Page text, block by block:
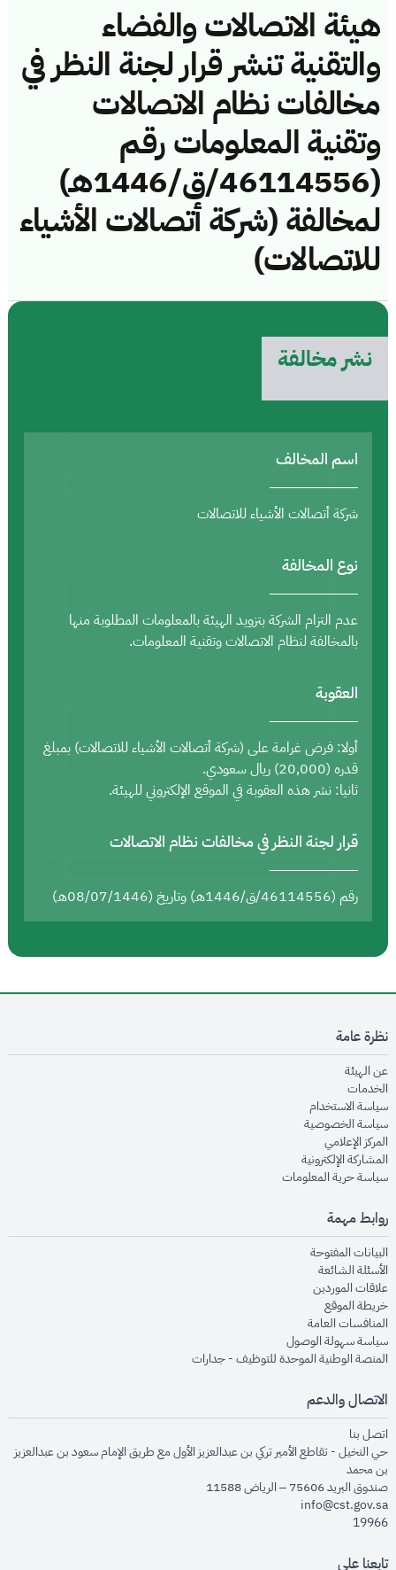
هيئة الاتصالات والفضاء
والتقنية تنشر قرار لجنة النظر في
مخالفات نظام الاتصالات
وتقنية المعلومات رقم
(46114556/ق/1446هـ)
لمخالفة (شركة أتصالات الأشياء
للاتصالات)
نشر مخالفة
اسم المخالف
شركة أتصالات الأشياء للاتصالات
نوع المخالفة
عدم التزام الشركة بتزويد الهيئة بالمعلومات المطلوبة منها
بالمخالفة لنظام الاتصالات وتقنية المعلومات.
العقوبة
أولا: فرض غرامة على (شركة أتصالات الأشياء للاتصالات) بمبلغ
قدره (20,000) ريال سعودي.
ثانيا: نشر هذه العقوبة في الموقع الإلكتروني للهيئة.
قرار لجنة النظر في مخالفات نظام الاتصالات
رقم (46114556/ق/1446هـ) وتاريخ (08/07/1446هـ)
نظرة عامة
عن الهيئةopens in new window
الخدماتopens in new window
سياسة الاستخدام
سياسة الخصوصيةopens in new window
المركز الإعلاميopens in new window
المشاركة الإلكترونيةopens in new window
سياسة حرية المعلوماتopens in new window
روابط مهمة
البيانات المفتوحةopens in new window
الأسئلة الشائعةopens in new window
علاقات الموردينopens in new window
خريطة الموقعopens in new window
المنافسات العامةopens in new window
سياسة سهولة الوصولopens in new window
المنصة الوطنية الموحدة للتوظيف - جداراتopens in new window
الاتصال والدعم
اتصل بنا
حي النخيل - تقاطع الأمير تركي بن عبدالعزيز الأول مع طريق الإمام سعود بن عبدالعزيز
بن محمد
صندوق البريد 75606 – الرياض 11588
info@cst.gov.sa
19966
تابعنا على